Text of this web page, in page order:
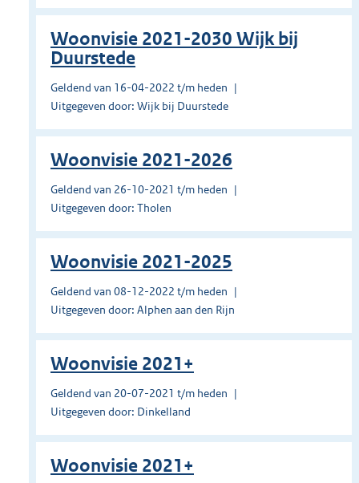
Woonvisie 2021-2030 Wijk bij
Duurstede
Geldend van 16-04-2022 t/m heden
Uitgegeven door: Wijk bij Duurstede
Woonvisie 2021-2026
Geldend van 26-10-2021 t/m heden
Uitgegeven door: Tholen
Woonvisie 2021-2025
Geldend van 08-12-2022 t/m heden
Uitgegeven door: Alphen aan den Rijn
Woonvisie 2021+
Geldend van 20-07-2021 t/m heden
Uitgegeven door: Dinkelland
Woonvisie 2021+